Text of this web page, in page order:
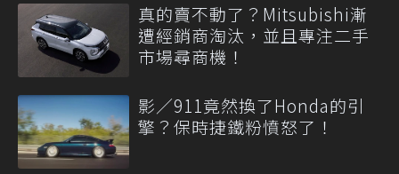
真的賣不動了？Mitsubishi漸
遭經銷商淘汰，並且專注二手
市場尋商機！
影／911竟然換了Honda的引
擎？保時捷鐵粉憤怒了！